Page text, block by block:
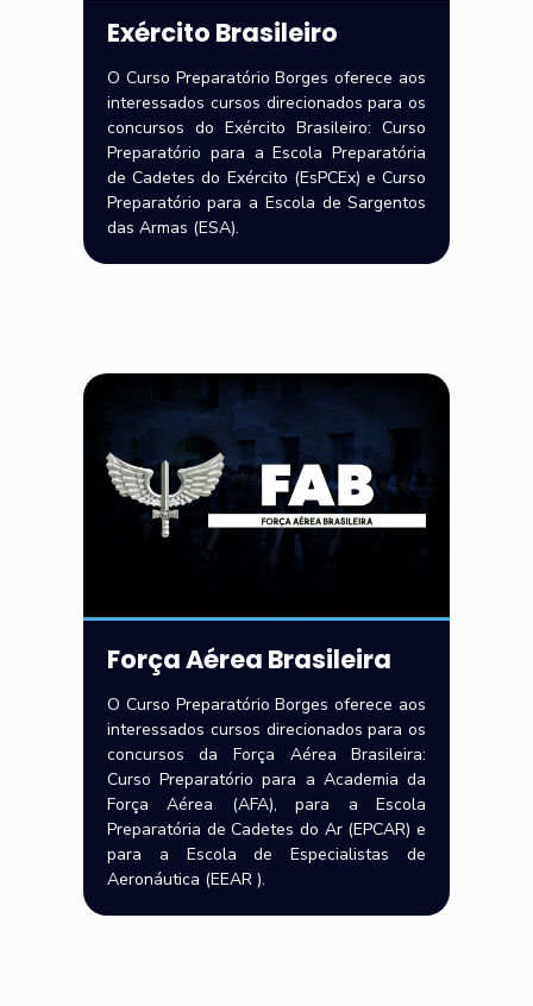
Exército Brasileiro
O Curso Preparatório Borges oferece aos
interessados cursos direcionados para os
concursos do Exército Brasileiro: Curso
Preparatório para a Escola Preparatória
de Cadetes do Exército (EsPCEx) e Curso
Preparatório para a Escola de Sargentos
das Armas (ESA).
Força Aérea Brasileira
O Curso Preparatório Borges oferece aos
interessados cursos direcionados para os
concursos da Força Aérea Brasileira:
Curso Preparatório para a Academia da
Força Aérea (AFA), para a Escola
Preparatória de Cadetes do Ar (EPCAR) e
para a Escola de Especialistas de
Aeronáutica (EEAR ).